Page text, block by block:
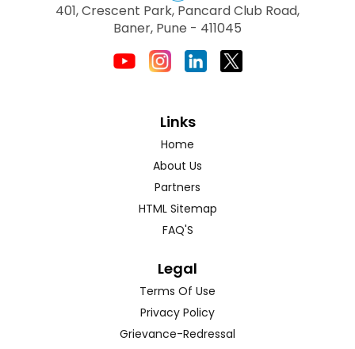
401, Crescent Park, Pancard Club Road,
Baner, Pune - 411045
Links
Home
About Us
Partners
HTML Sitemap
FAQ'S
Legal
Terms Of Use
Privacy Policy
Grievance-Redressal